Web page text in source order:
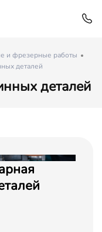
и фрезерные работы
деталей
деталей